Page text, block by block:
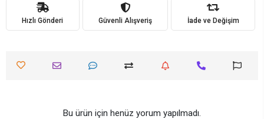
Hızlı Gönderi Güvenli Alışveriş İade ve Değişim
Bu ürün için henüz yorum yapılmadı.